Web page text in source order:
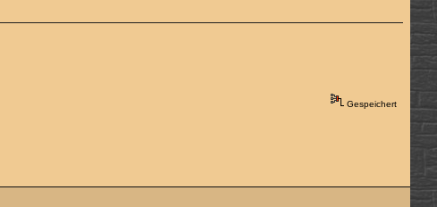
Gespeichert